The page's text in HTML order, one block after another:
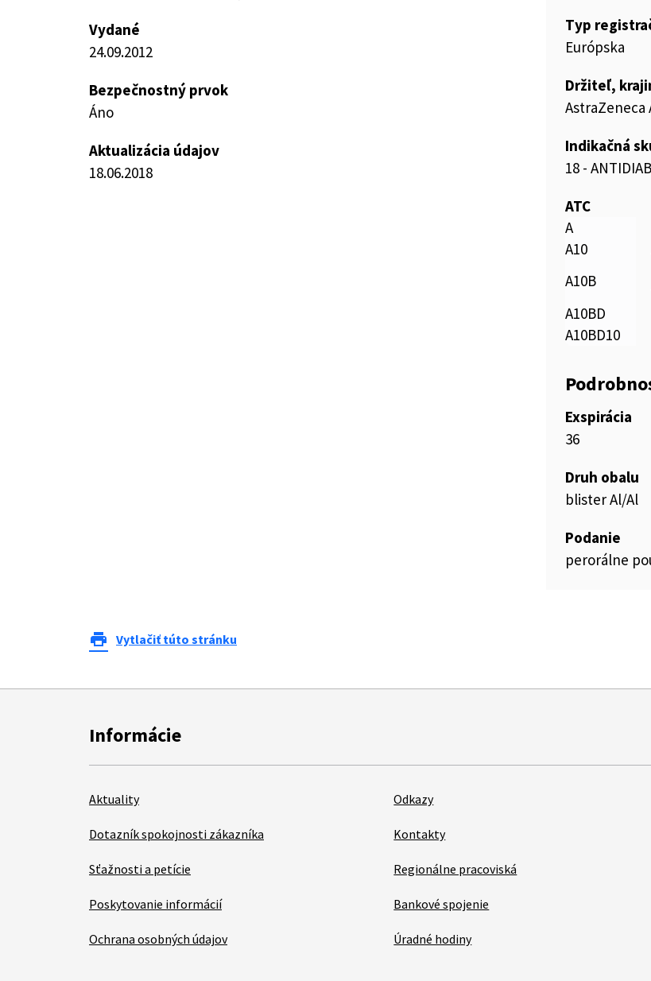
Vydané
24.09.2012
Bezpečnostný prvok
Áno
Aktualizácia údajov
18.06.2018
Typ
Európska
Držiteľ,
AstraZeneca
Indikačná
18 -
ATC
A
A10
A10B
A10BD
A10BD10
Exspirácia
36
Druh obalu
blister Al/Al
Podanie
perorálne
print Vytlačiť túto stránku
Informácie
Aktuality
Dotazník spokojnosti zákazníka
Sťažnosti a petície
Poskytovanie informácií
Ochrana osobných údajov
Odkazy
Kontakty
Regionálne pracoviská
Bankové spojenie
Úradné hodiny